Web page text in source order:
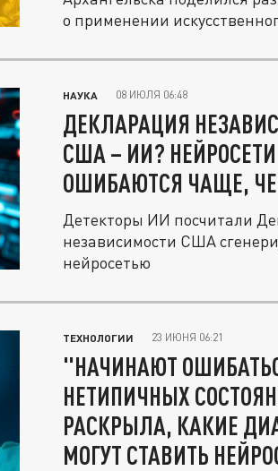
о применении
НАУКА 08 ИЮЛЯ 06:48
ДЕКЛАРАЦИЯ
США – ИИ? НЕЙРОСЕТИ
ОШИБАЮТСЯ ЧАЩЕ,
Детекторы ИИ посчитали
независимости США
нейросетью
ТЕХНОЛОГИИ 23 ИЮНЯ 06:21
"НАЧИНАЮТ
НЕТИПИЧНЫХ
РАСКРЫЛА, КАКИЕ
МОГУТ СТАВИТЬ